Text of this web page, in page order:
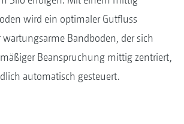
wird ein optimaler Gutfluss
Bandboden, der sich
Beanspruchung mittig zentriert,
automatisch gesteuert.